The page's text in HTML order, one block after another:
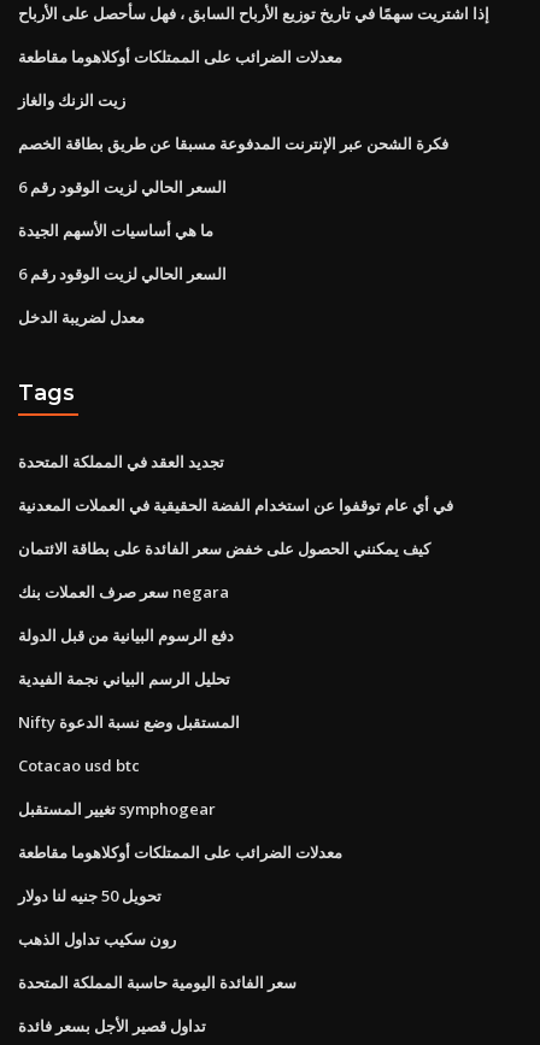
إذا اشتريت سهمًا في تاريخ توزيع الأرباح السابق ، فهل سأحصل على الأرباح
معدلات الضرائب على الممتلكات أوكلاهوما مقاطعة
زيت الزنك والغاز
فكرة الشحن عبر الإنترنت المدفوعة مسبقا عن طريق بطاقة الخصم
السعر الحالي لزيت الوقود رقم 6
ما هي أساسيات الأسهم الجيدة
السعر الحالي لزيت الوقود رقم 6
معدل لضريبة الدخل
Tags
تجديد العقد في المملكة المتحدة
في أي عام توقفوا عن استخدام الفضة الحقيقية في العملات المعدنية
كيف يمكنني الحصول على خفض سعر الفائدة على بطاقة الائتمان
سعر صرف العملات بنك negara
دفع الرسوم البيانية من قبل الدولة
تحليل الرسم البياني نجمة الفيدية
Nifty المستقبل وضع نسبة الدعوة
Cotacao usd btc
تغيير المستقبل symphogear
معدلات الضرائب على الممتلكات أوكلاهوما مقاطعة
تحويل 50 جنيه لنا دولار
رون سكيب تداول الذهب
سعر الفائدة اليومية حاسبة المملكة المتحدة
تداول قصير الأجل بسعر فائدة